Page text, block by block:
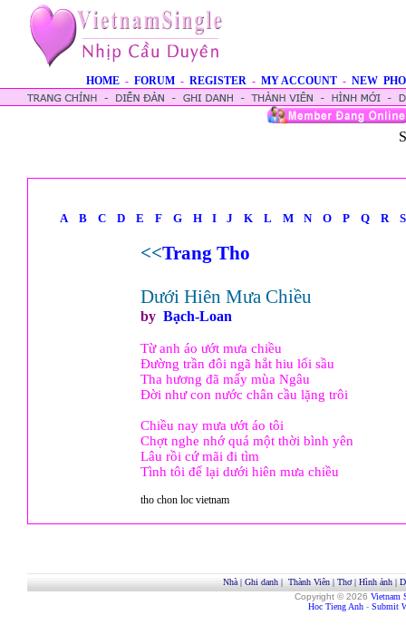
HOME - FORUM - REGISTER - MY ACCOUNT - NEW
A B C D E F G H I J K L M N O P Q R S
<<Trang Tho
Dưới Hiên Mưa Chiều
by Bạch-Loan
Từ anh áo ướt mưa chiều
Đường trần đôi ngã hắt hiu lối sầu
Tha hương đã mấy mùa Ngâu
Đời như con nước chân cầu lặng trôi
Chiều nay mưa ướt áo tôi
Chợt nghe nhớ quá một thời bình yên
Lâu rồi cứ mãi đi tìm
Tình tôi để lại dưới hiên mưa chiều
tho chon loc vietnam
Nhà| Ghi danh| Thành Viên| Thơ| Hình ảnh|
Copyright © 2026 Vietnam
Hoc Tieng Anh - Submit